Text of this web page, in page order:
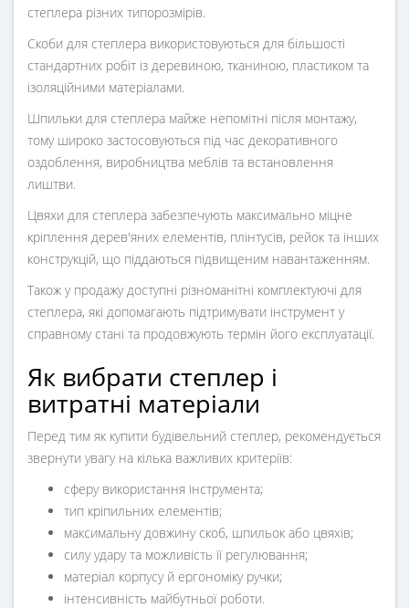
степлера різних типорозмірів.
Скоби для степлера використовуються для більшості
стандартних робіт із деревиною, тканиною, пластиком та
ізоляційними матеріалами.
Шпильки для степлера майже непомітні після монтажу,
тому широко застосовуються під час декоративного
оздоблення, виробництва меблів та встановлення
лиштви.
Цвяхи для степлера забезпечують максимально міцне
кріплення дерев'яних елементів, плінтусів, рейок та інших
конструкцій, що піддаються підвищеним навантаженням.
Також у продажу доступні різноманітні комплектуючі для
степлера, які допомагають підтримувати інструмент у
справному стані та продовжують термін його експлуатації.
Як вибрати степлер і
витратні матеріали
Перед тим як купити будівельний степлер, рекомендується
звернути увагу на кілька важливих критеріїв:
сферу використання інструмента;
тип кріпильних елементів;
максимальну довжину скоб, шпильок або цвяхів;
силу удару та можливість її регулювання;
матеріал корпусу й ергономіку ручки;
інтенсивність майбутньої роботи.